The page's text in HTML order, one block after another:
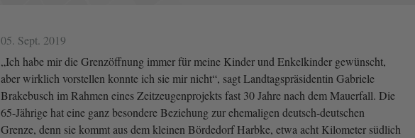
05. Sept. 2019
„Ich habe mir die Grenzöffnung immer für meine Kinder und Enkelkinder gewünscht,
aber wirklich vorstellen konnte ich sie mir nicht“, sagt Landtagspräsidentin Gabriele
Brakebusch im Rahmen eines Zeitzeugenprojekts fast 30 Jahre nach dem Mauerfall. Die
65-Jährige hat eine ganz besondere Beziehung zur ehemaligen deutsch-deutschen
Grenze, denn sie kommt aus dem kleinen Bördedorf Harbke, etwa acht Kilometer südlich